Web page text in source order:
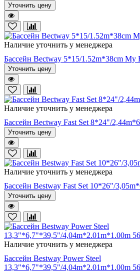
Уточнить цену
Наличие уточнить у менеджера
Бассейн Bectway 5*15/1.52m*38cm My
Уточнить цену
Наличие уточнить у менеджера
Бассейн Bectway Fast Set 8*24"/
Уточнить цену
Наличие уточнить у менеджера
Бассейн Bestway Fast Set 10*26"/
Уточнить цену
Наличие уточнить у менеджера
Бассейн Bestway Power Steel
13,3"*6,7"*39,5"/4,04m*2.01m*1.00m